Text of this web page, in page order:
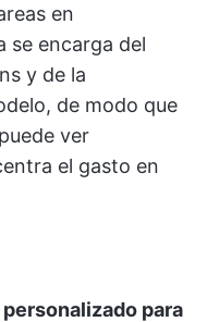
en
se encarga del
y de la
de modo que
ver
el gasto en
para